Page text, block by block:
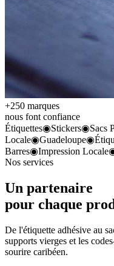
+250 marques
nous font confiance
Étiquettes◉Stickers◉Sacs
Locale◉Guadeloupe◉
Barres◉Impression Locale
Nos services
Un partenaire
pour chaque
De l'étiquette adhésive au
supports vierges et les
sourire caribéen.